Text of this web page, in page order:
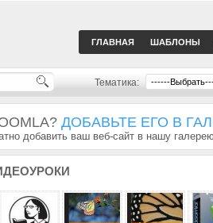
ГЛАВНАЯ ШАБЛОНЫ
Тематика:
ДОБАВЬТЕ ЕГО В
добавить ваш веб-сайт в нашу